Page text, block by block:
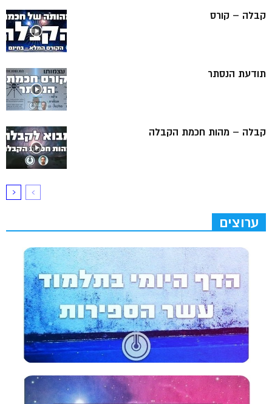
קבלה – קורס
תודעת הנסתר
קבלה – מהות חכמת הקבלה
ערוצים